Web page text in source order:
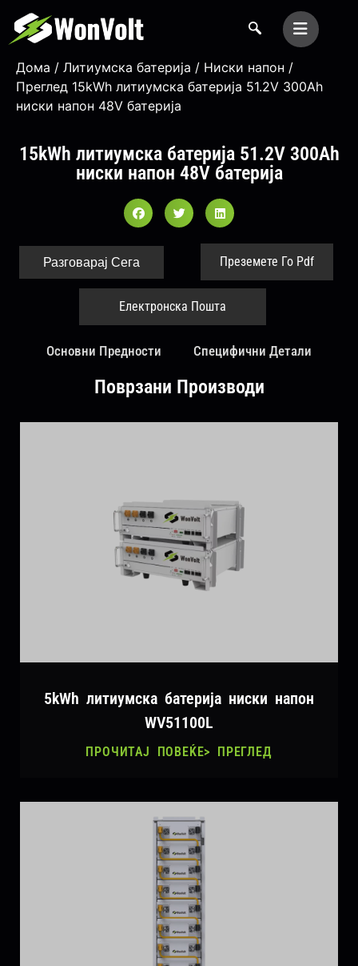
Дома / Литиумска батерија / Ниски напон /
Преглед 15kWh литиумска батерија 51.2V 300Ah
ниски напон 48V батерија
15kWh литиумска батерија 51.2V 300Ah
ниски напон 48V батерија
Разговарај Сега Преземете Го Pdf
Електронска Пошта
Основни Предности Специфични Детали
Поврзани Производи
5kWh литиумска батерија ниски напон
WV51100L
ПРОЧИТАЈ ПОВЕЌЕ> ПРЕГЛЕД